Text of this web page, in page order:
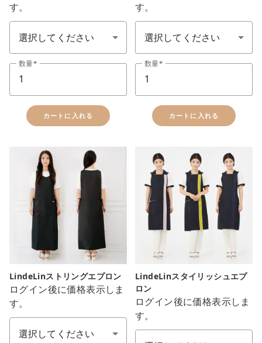
す。
サイズ
数量
カートに入れる
す。
エプロン
数量
カートに入れる
LindeLinストリングエプロン
ログイン後に価格表示しま
す。
エプロン
LindeLinスタイリッシュエプ
ロン
ログイン後に価格表示しま
す。
色：7色